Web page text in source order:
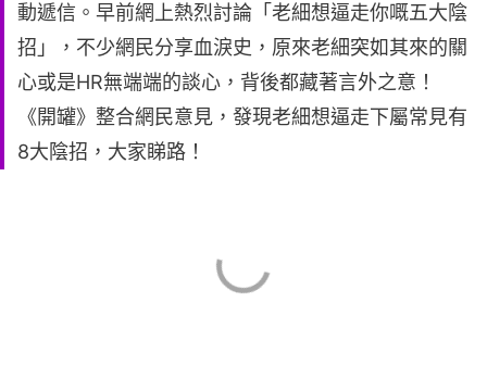
動遞信。早前網上熱烈討論「老細想逼走你嘅五大陰
招」，不少網民分享血淚史，原來老細突如其來的關
心或是HR無端端的談心，背後都藏著言外之意！
《開罐》整合網民意見，發現老細想逼走下屬常見有
8大陰招，大家睇路！